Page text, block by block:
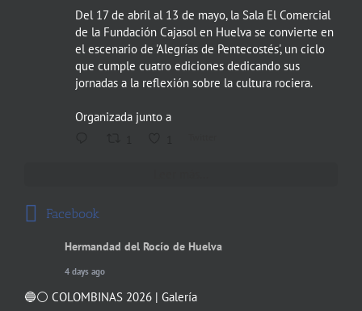
Del 17 de abril al 13 de mayo, la Sala El Comercial
de la Fundación Cajasol en Huelva se convierte en
el escenario de 'Alegrías de Pentecostés', un ciclo
que cumple cuatro ediciones dedicando sus
jornadas a la reflexión sobre la cultura rociera.
Organizada junto a
Facebook
Hermandad del Rocío de Huelva
4 days ago
🔵⚪️ COLOMBINAS 2026 | Galería